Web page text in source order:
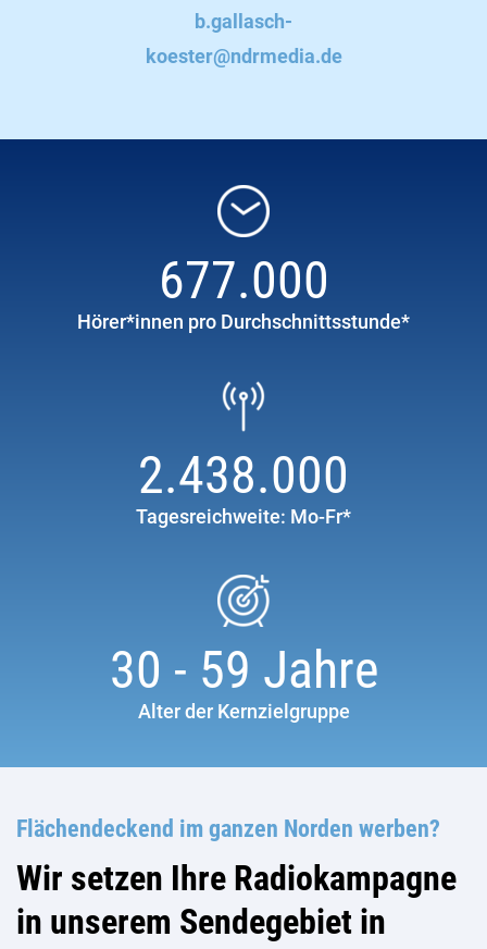
b.gallasch-
koester@ndrmedia.de
677.000
Hörer*innen pro Durchschnittsstunde*
2.438.000
Tagesreichweite: Mo-Fr*
30 - 59 Jahre
Alter der Kernzielgruppe
Flächendeckend im ganzen Norden werben?
Wir setzen Ihre Radiokampagne
in unserem Sendegebiet in